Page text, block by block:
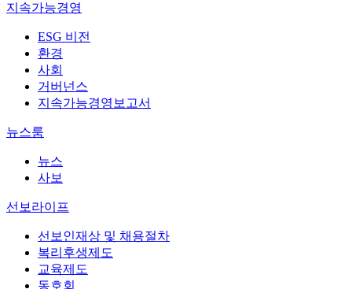
지속가능경영
ESG 비전
환경
사회
거버넌스
지속가능경영보고서
뉴스룸
뉴스
사보
선보라이프
선보인재상 및 채용절차
복리후생제도
교육제도
동호회